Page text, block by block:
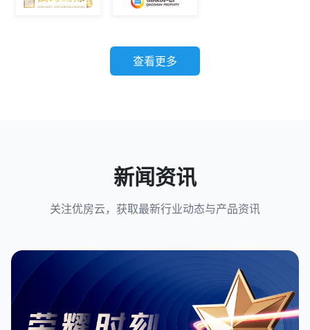
查看更多
新闻资讯
关注优房云，获取最新行业动态与产品资讯